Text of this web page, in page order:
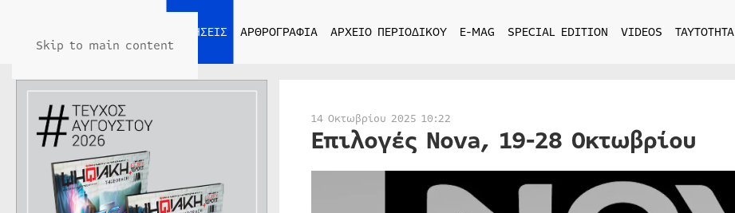
Skip to main content
ΕΙΔΗΣΕΙΣ ΑΡΘΡΟΓΡΑΦΙΑ ΑΡΧΕΙΟ ΠΕΡΙΟΔΙΚΟΥ E-MAG SPECIAL EDITION VIDEOS ΤΑΥΤΟΤΗΤΑ
14 Οκτωβρίου 2025 10:22
Επιλογές Nova, 19-28 Οκτωβρίου